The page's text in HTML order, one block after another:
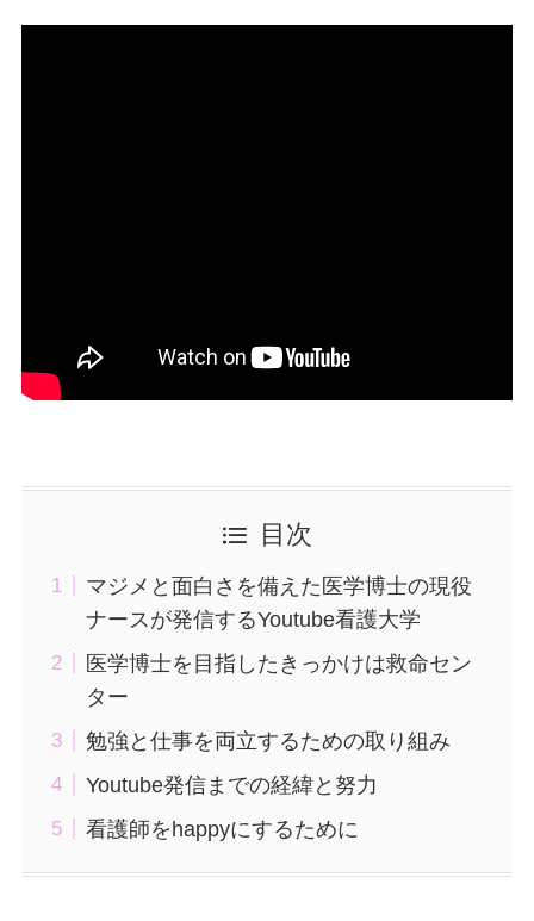
目次
マジメと面白さを備えた医学博士の現役
ナースが発信するYoutube看護大学
医学博士を目指したきっかけは救命セン
ター
勉強と仕事を両立するための取り組み
Youtube発信までの経緯と努力
看護師をhappyにするために